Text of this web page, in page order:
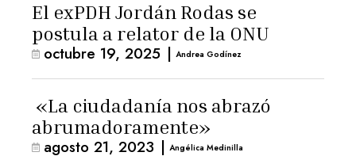
El exPDH Jordán Rodas se
postula a relator de la ONU
octubre 19, 2025 | Andrea Godínez
«La ciudadanía nos abrazó
abrumadoramente»
agosto 21, 2023 | Angélica Medinilla